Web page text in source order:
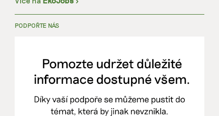
PODPOŘTE NÁS